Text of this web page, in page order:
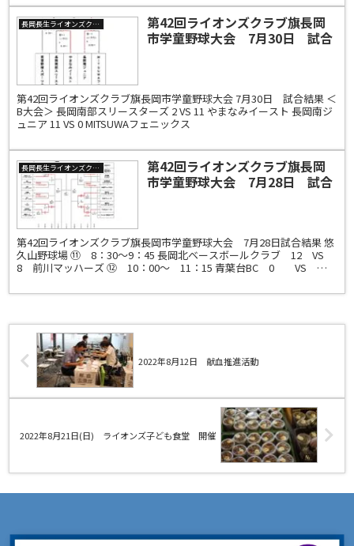
長岡長生ライオンズクラブ
第42回ライオンズクラブ旗長岡
市学童野球大会 7月30日 試合
第42回ライオンズクラブ旗長岡市学童野球大会 7月30日 試合結果 ＜
B大会＞ 長岡南部スリースターズ 2 VS 11 やまなみイースト 長岡南ジ
ュニア 11 VS 0 MITSUWAフェニックス
長岡長生ライオンズクラブ
第42回ライオンズクラブ旗長岡
市学童野球大会 7月28日 試合
第42回ライオンズクラブ旗長岡市学童野球大会 7月28日試合結果 悠
久山野球場 ⑪ 8：30～9：45 長岡北ベースボールクラブ 12 VS
8 前川マッハーズ ⑫ 10：00～ 11：15 青葉台BC 0 VS
2022年8月12日 献血推進活動
2022年8月21日(日) ライオンズ子ども食堂 開催